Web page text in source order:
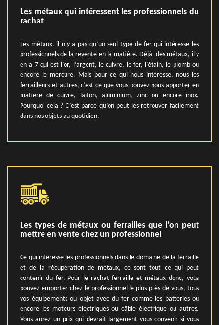
Les métaux qui intéressent les professionnels du
rachat
Les métaux, il n’y a pas qu’un seul type de fer qui intéresse les
professionnels de la revente en la matière. Déjà, des métaux, il y
en a 7 qui est l’or, l’argent, le cuivre, le fer, l’étain, le plomb ou
encore le mercure. Mais pour ce qui nous intéresse, nous les
ferrailleurs et autres, c’est ce que vous pouvez nous apporter en
matière de cuivre, laiton, aluminium, zinc ou encore inox.
Pourquoi cela ? C’est parce qu’on peut les retrouver facilement
dans nos objets au quotidien.
Les types de métaux ou ferrailles que l’on peut
mettre en vente chez un professionnel
Ce qui intéresse les professionnels dans le domaine de la ferraille
et de la récupération de métaux, ce sont tout ce qui peut
contenir du fer. Pour le rachat ferraille et métaux donc, vous
pouvez emporter chez le professionnel le plus près de vous, tous
vos équipements ou objet avec du fer comme les batteries ou
encore les moteurs électriques ou câble électrique ou autres.
Vous aurez un prix qui devrait largement vous convenir si vous